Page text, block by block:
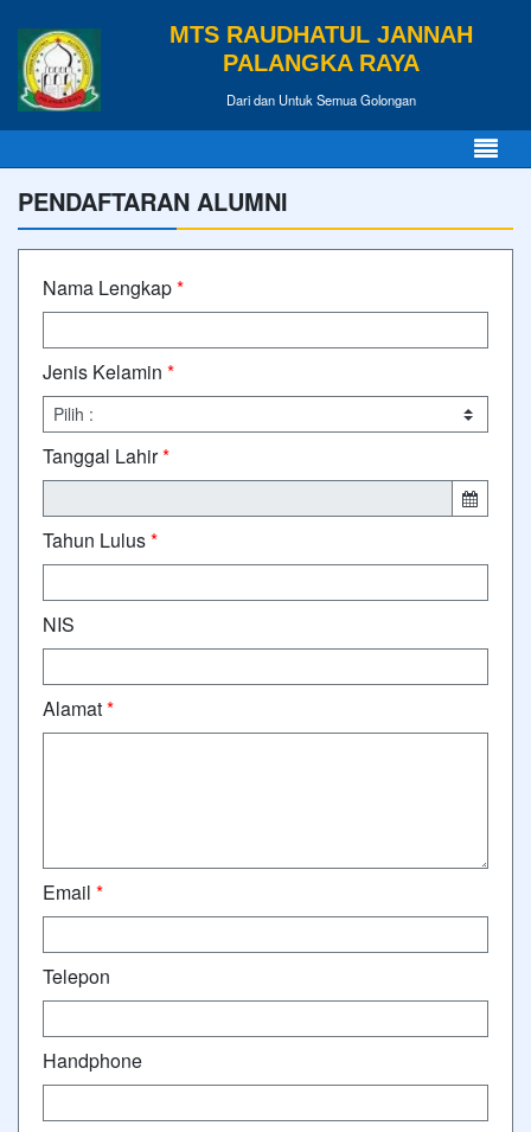
MTS RAUDHATUL JANNAH
PALANGKA RAYA
Dari dan Untuk Semua Golongan
PENDAFTARAN ALUMNI
Nama Lengkap*
Jenis Kelamin *
Tanggal Lahir*
Tahun Lulus*
NIS
Alamat*
Email *
Telepon
Handphone